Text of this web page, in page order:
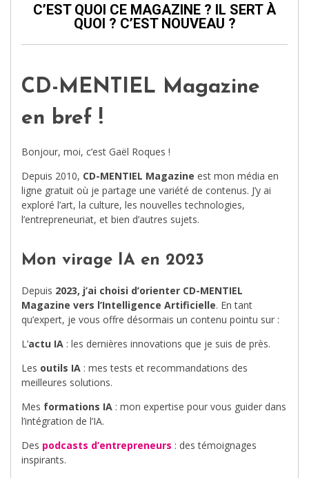
C’EST QUOI CE MAGAZINE ? IL SERT À
QUOI ? C’EST NOUVEAU ?
CD-MENTIEL Magazine
en bref !
Bonjour, moi, c’est Gaël Roques !
Depuis 2010, CD-MENTIEL Magazine est mon média en
ligne gratuit où je partage une variété de contenus. J’y ai
exploré l’art, la culture, les nouvelles technologies,
l’entrepreneuriat, et bien d’autres sujets.
Mon virage IA en 2023
Depuis 2023, j’ai choisi d’orienter CD-MENTIEL
Magazine vers l’Intelligence Artificielle. En tant
qu’expert, je vous offre désormais un contenu pointu sur :
L’actu IA : les dernières innovations que je suis de près.
Les outils IA : mes tests et recommandations des
meilleures solutions.
Mes formations IA : mon expertise pour vous guider dans
l’intégration de l’IA.
Des podcasts d’entrepreneurs : des témoignages
inspirants.